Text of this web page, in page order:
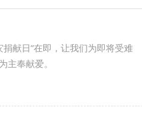
献日”在即，让我们为即将受难
奉献爱。